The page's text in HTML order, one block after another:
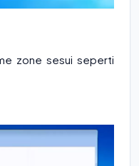
zone sesui seperti